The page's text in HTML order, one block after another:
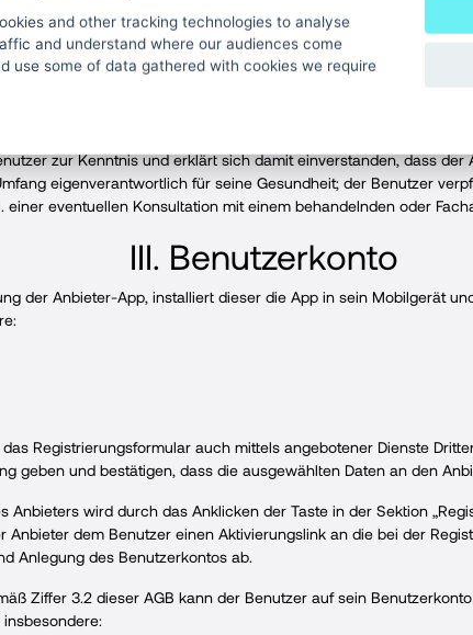
und dem Benutzer, die ausdrücklich weder mit den
die entsprechenden Bestimmungen des BGB, Gesetz Nr. 634/
maßgebend.
und stimmt dem zu, dass es kein Zweck der App ist,
ersetzen oder zu ergänzen; Vertragsgegenstand sind nicht
zur Kenntnis und erklärt sich damit einverstanden, dass
eigenverantwortlich für seine Gesundheit; der Benutzer
eventuellen Konsultation mit einem behandelnden oder
III. Benutzerkonto
der Anbieter-App, installiert dieser die App in sein Mobilgerät
Registrierungsformular auch mittels angebotener Dienste
geben und bestätigen, dass die ausgewählten Daten an den
Anbieters wird durch das Anklicken der Taste in der Sektion
dem Benutzer einen Aktivierungslink an die bei der
Anlegung des Benutzerkontos ab.
Ziffer 3.2 dieser AGB kann der Benutzer auf sein
and other tracking technologies to analyse
and understand where our audiences come
use some of data gathered with cookies we require